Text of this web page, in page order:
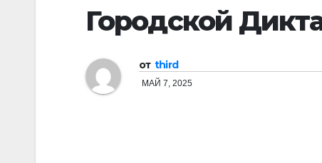
Городской
от third
МАЙ 7, 2025